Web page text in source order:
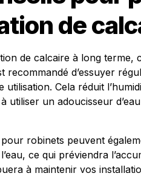
de
de calcaire à long terme,
recommandé d’essuyer
Cela réduit
utiliser un adoucisseur
robinets peuvent
ce qui préviendra
à maintenir vos